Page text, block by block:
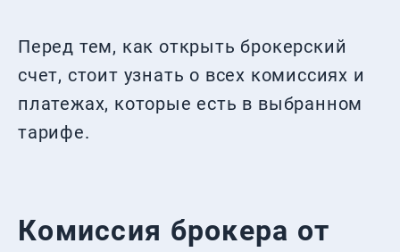
Перед тем, как открыть брокерский
счет, стоит узнать о всех комиссиях и
платежах, которые есть в выбранном
тарифе.
Комиссия брокера от